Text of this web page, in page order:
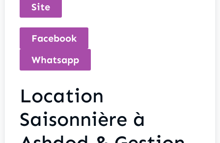
Site
Facebook
Whatsapp
Location
Saisonnière à